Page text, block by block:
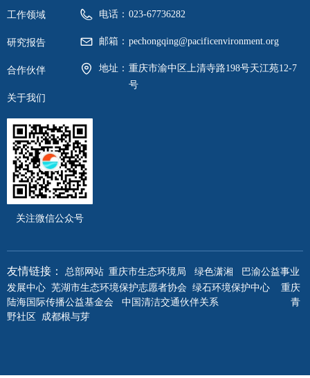
工作领域
研究报告
合作伙伴
关于我们
电话： 023-67736282
邮箱： pechongqing@pacificenvironment.org
地址： 重庆市渝中区上清寺路198号天江苑12-7
号
关注微信公众号
友情链接： 总部网站 重庆市生态环境局 绿色潇湘
巴渝公益事业
发展中心 芜湖市生态环境保护志愿者协会 绿石环境保护中心
重庆
陆海国际传播公益基金会
中国清洁交通伙伴关系
青
野社区 成都根与芽